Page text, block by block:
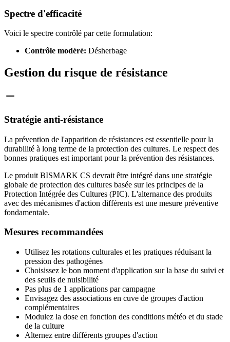
Spectre d'efficacité
Voici le spectre contrôlé par cette formulation:
Contrôle modéré: Désherbage
Gestion du risque de résistance
Stratégie anti-résistance
La prévention de l'apparition de résistances est essentielle pour la
durabilité à long terme de la protection des cultures. Le respect des
bonnes pratiques est important pour la prévention des résistances.
Le produit BISMARK CS devrait être intégré dans une stratégie
globale de protection des cultures basée sur les principes de la
Protection Intégrée des Cultures (PIC). L'alternance des produits
avec des mécanismes d'action différents est une mesure préventive
fondamentale.
Mesures recommandées
Utilisez les rotations culturales et les pratiques réduisant la
pression des pathogènes
Choisissez le bon moment d'application sur la base du suivi et
des seuils de nuisibilité
Pas plus de 1 applications par campagne
Envisagez des associations en cuve de groupes d'action
complémentaires
Modulez la dose en fonction des conditions météo et du stade
de la culture
Alternez entre différents groupes d'action